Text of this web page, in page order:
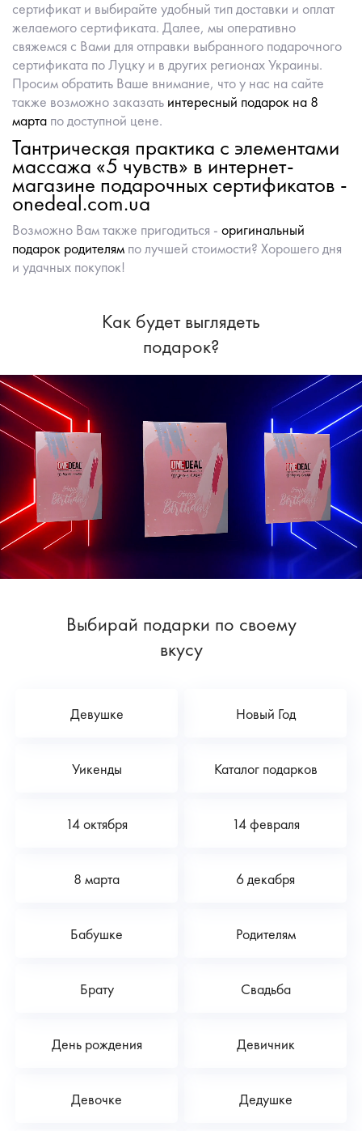
сертификат и выбирайте удобный тип доставки и оплат
желаемого сертификата. Далее, мы оперативно
свяжемся с Вами для отправки выбранного подарочного
сертификата по Луцку и в других регионах Украины.
Просим обратить Ваше внимание, что у нас на сайте
также возможно заказать интересный подарок на 8
марта по доступной цене.
Тантрическая практика с элементами
массажа «5 чувств» в интернет-
магазине подарочных сертификатов -
onedeal.com.ua
Возможно Вам также пригодиться - оригинальный
подарок родителям по лучшей стоимости? Хорошего дня
и удачных покупок!
Как будет выглядеть
подарок?
Выбирай подарки по своему
вкусу
Девушке Новый Год
Уикенды Каталог подарков
14 октября 14 февраля
8 марта 6 декабря
Бабушке Родителям
Брату Свадьба
День рождения Девичник
Девочке Дедушке